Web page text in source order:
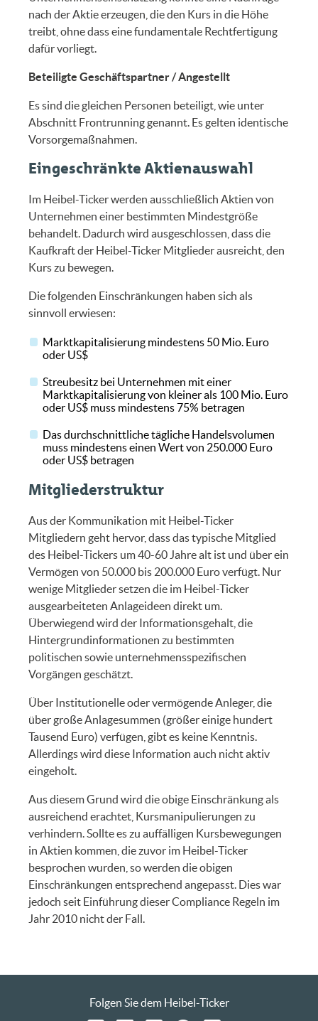
nach der Aktie erzeugen, die den Kurs in die Höhe
treibt, ohne dass eine fundamentale Rechtfertigung
dafür vorliegt.
Beteiligte Geschäftspartner / Angestellt
Es sind die gleichen Personen beteiligt, wie unter
Abschnitt Frontrunning genannt. Es gelten identische
Vorsorgemaßnahmen.
Eingeschränkte Aktienauswahl
Im Heibel-Ticker werden ausschließlich Aktien von
Unternehmen einer bestimmten Mindestgröße
behandelt. Dadurch wird ausgeschlossen, dass die
Kaufkraft der Heibel-Ticker Mitglieder ausreicht, den
Kurs zu bewegen.
Die folgenden Einschränkungen haben sich als
sinnvoll erwiesen:
Marktkapitalisierung mindestens 50 Mio. Euro
oder US$
Streubesitz bei Unternehmen mit einer
Marktkapitalisierung von kleiner als 100 Mio. Euro
oder US$ muss mindestens 75% betragen
Das durchschnittliche tägliche Handelsvolumen
muss mindestens einen Wert von 250.000 Euro
oder US$ betragen
Mitgliederstruktur
Aus der Kommunikation mit Heibel-Ticker
Mitgliedern geht hervor, dass das typische Mitglied
des Heibel-Tickers um 40-60 Jahre alt ist und über ein
Vermögen von 50.000 bis 200.000 Euro verfügt. Nur
wenige Mitglieder setzen die im Heibel-Ticker
ausgearbeiteten Anlageideen direkt um.
Überwiegend wird der Informationsgehalt, die
Hintergrundinformationen zu bestimmten
politischen sowie unternehmensspezifischen
Vorgängen geschätzt.
Über Institutionelle oder vermögende Anleger, die
über große Anlagesummen (größer einige hundert
Tausend Euro) verfügen, gibt es keine Kenntnis.
Allerdings wird diese Information auch nicht aktiv
eingeholt.
Aus diesem Grund wird die obige Einschränkung als
ausreichend erachtet, Kursmanipulierungen zu
verhindern. Sollte es zu auffälligen Kursbewegungen
in Aktien kommen, die zuvor im Heibel-Ticker
besprochen wurden, so werden die obigen
Einschränkungen entsprechend angepasst. Dies war
jedoch seit Einführung dieser Compliance Regeln im
Jahr 2010 nicht der Fall.
Folgen Sie dem Heibel-Ticker